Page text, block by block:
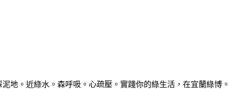
地。近綠水。森呼吸。心疏壓。實踐你的綠生活，在宜蘭綠博。